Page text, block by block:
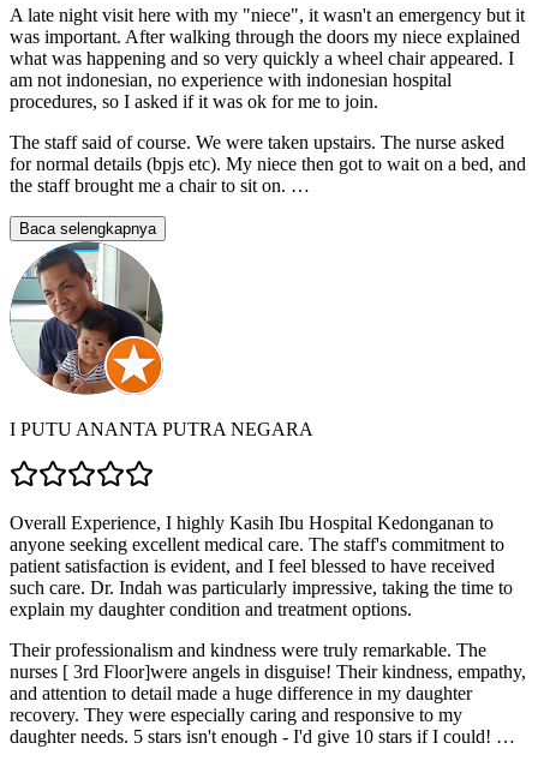
A late night visit here with my "niece", it wasn't an emergency but it
was important. After walking through the doors my niece explained
what was happening and so very quickly a wheel chair appeared. I
am not indonesian, no experience with indonesian hospital
procedures, so I asked if it was ok for me to join.
The staff said of course. We were taken upstairs. The nurse asked
for normal details (bpjs etc). My niece then got to wait on a bed, and
the staff brought me a chair to sit on. …
Baca selengkapnya
I PUTU ANANTA PUTRA NEGARA
Overall Experience, I highly Kasih Ibu Hospital Kedonganan to
anyone seeking excellent medical care. The staff's commitment to
patient satisfaction is evident, and I feel blessed to have received
such care. Dr. Indah was particularly impressive, taking the time to
explain my daughter condition and treatment options.
Their professionalism and kindness were truly remarkable. The
nurses [ 3rd Floor]were angels in disguise! Their kindness, empathy,
and attention to detail made a huge difference in my daughter
recovery. They were especially caring and responsive to my
daughter needs. 5 stars isn't enough - I'd give 10 stars if I could! …